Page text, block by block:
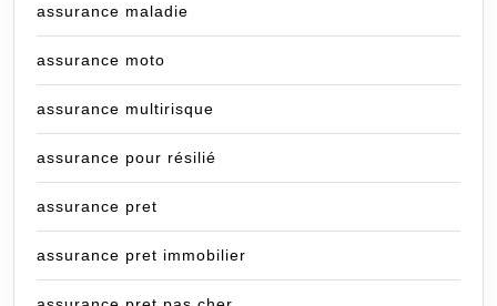
assurance maladie
assurance moto
assurance multirisque
assurance pour résilié
assurance pret
assurance pret immobilier